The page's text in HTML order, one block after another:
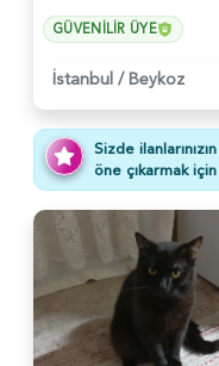
GÜVENILIR ÜYE
İstanbul / Beykoz
Sizde
öne çıkarmak için